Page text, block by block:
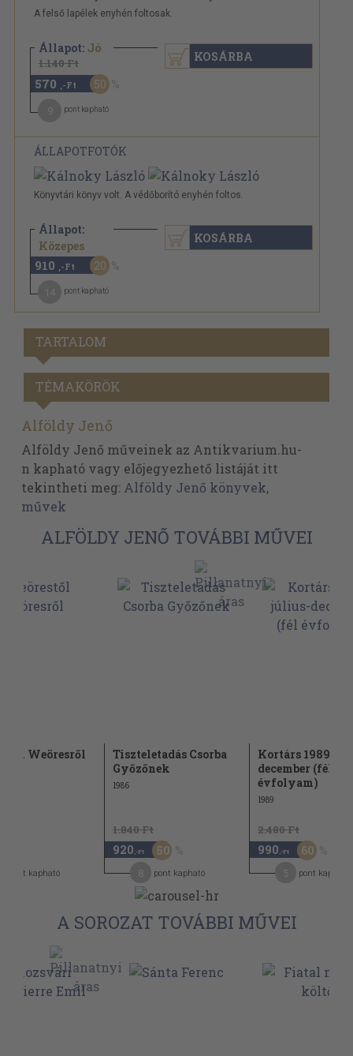
A felső lapélek enyhén foltosak.
Állapot: Jó
1.140 Ft
570 ,-Ft 50
pont kapható
KOSÁRBA
ÁLLAPOTFOTÓK
Könyvtári könyv volt. A védőborító enyhén foltos.
Állapot:
Közepes
1.140 Ft
910 ,-Ft 20
pont kapható
KOSÁRBA
TARTALOM
TÉMAKÖRÖK
Alföldy Jenő
Alföldy Jenő műveinek az Antikvarium.hu-
n kapható vagy előjegyezhető listáját itt
tekintheti meg: Alföldy Jenő könyvek,
művek
ALFÖLDY JENŐ TOVÁBBI MŰVEI
Weöresről
pont kapható
Tiszteletadás Csorba
Győzőnek
1986
1.840 Ft
920 ,-Ft 50
pont kapható
Kortárs 1989.
december (fél
évfolyam)
1989
2.480 Ft
990 ,-Ft 60
pont kapható
A SOROZAT TOVÁBBI MŰVEI